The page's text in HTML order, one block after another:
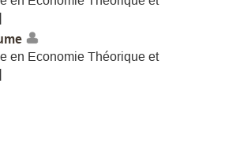
en Economie Théorique et